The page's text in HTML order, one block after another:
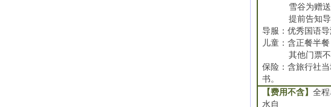
雪谷为赠
提前告知
导服：优秀国语导
儿童：含正餐半
其他门票
保险：含旅行社
书。
【费用不含】全
水自